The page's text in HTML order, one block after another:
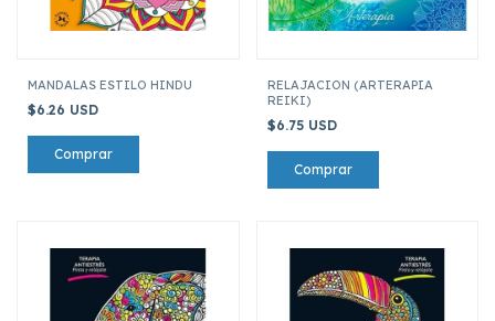
MANDALAS ESTILO HINDU
$6.26 USD
RELAJACION (ARTERAPIA
REIKI)
$6.75 USD